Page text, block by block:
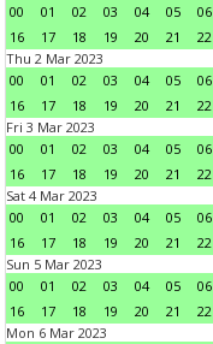
00
01 02 03 04 05 06
16
17 18 19 20 21 22
Thu 2 Mar 2023
00
01 02 03 04 05 06
16
17 18 19 20 21 22
Fri 3 Mar 2023
00
01 02 03 04 05 06
16
17 18 19 20 21 22
Sat 4 Mar 2023
00
01 02 03 04 05 06
16
17 18 19 20 21 22
Sun 5 Mar 2023
00
01 02 03 04 05 06
16
17 18 19 20 21 22
Mon 6 Mar 2023